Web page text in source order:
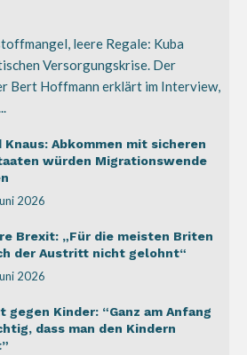
leere Regale: Kuba
Versorgungskrise. Der
Bert Hoffmann erklärt im Interview,
Knaus: Abkommen mit sicheren
würden Migrationswende
2026
Brexit: „Für die meisten Briten
der Austritt nicht gelohnt“
2026
gegen Kinder: “Ganz am Anfang
dass man den Kindern